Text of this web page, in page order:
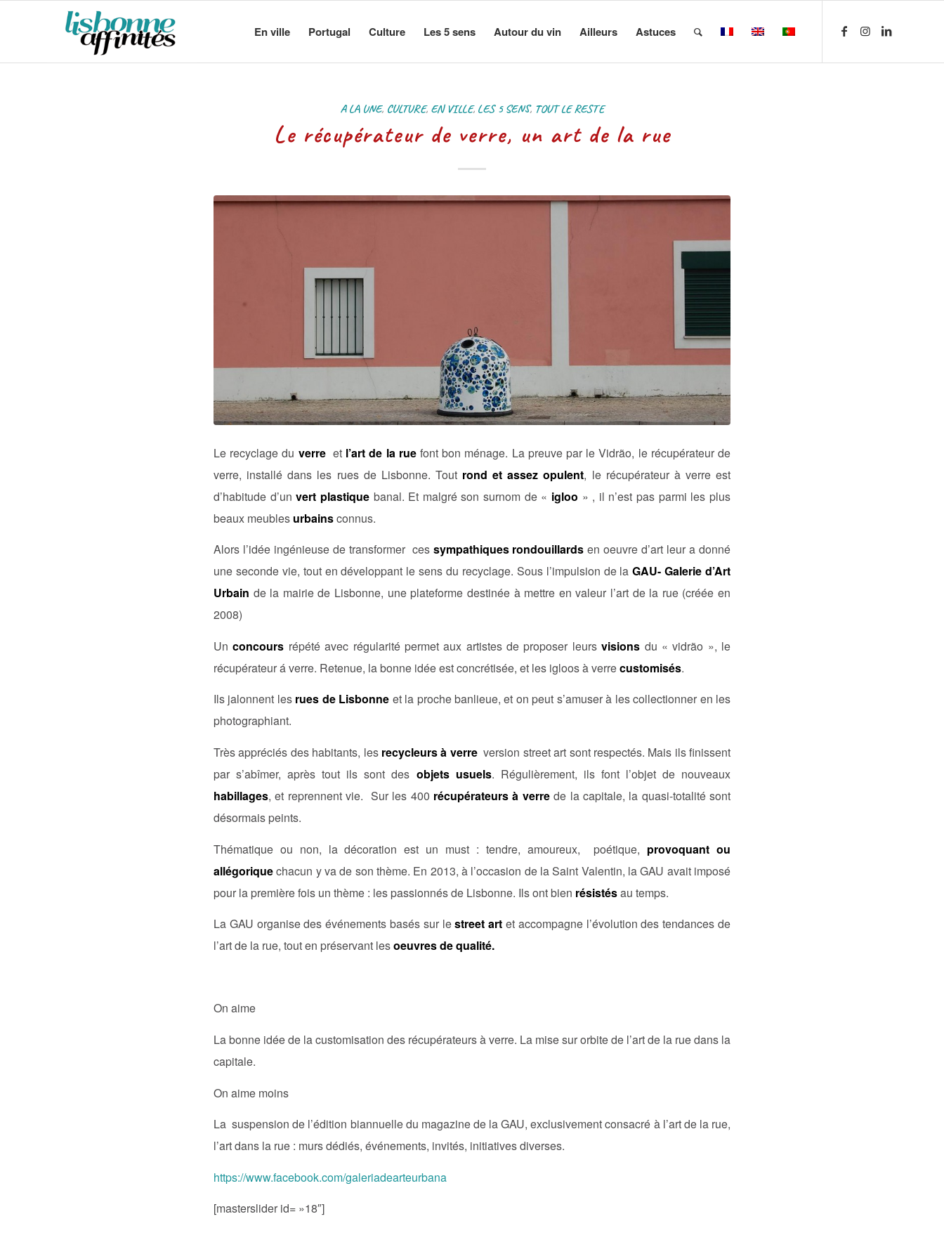
En ville Portugal Culture Les 5 sens Autour du vin Ailleurs Astuces
A LA UNE, CULTURE, EN VILLE, LES 5 SENS, TOUT LE RESTE
Le récupérateur de verre, un art de la rue
Le recyclage du verreet l’art de la ruefont bon ménage. La preuve par le Vidrão, le récupérateur de
verre, installé dans les rues de Lisbonne. Tout rond et assez opulent, le récupérateur à verre est
d’habitude d’unvert plastiquebanal. Et malgré son surnom de « igloo » , il n’est pas parmi les plus
beaux meubles urbainsconnus.
Alors l’idée ingénieuse de transformer ces sympathiques rondouillards en oeuvre d’art leur a donné
une seconde vie, tout en développant le sens du recyclage. Sous l’impulsion de laGAU- Galerie d’Art
Urbain de la mairie de Lisbonne, une plateforme destinée à mettre en valeur l’art de la rue (créée en
2008)
Unconcours répété avec régularité permet aux artistes de proposer leursvisions du « vidrão », le
récupérateur á verre. Retenue, la bonne idée est concrétisée, et les igloos à verrecustomisés.
Ils jalonnent les rues de Lisbonne et la proche banlieue, et on peut s’amuser à les collectionner en les
photographiant.
Très appréciés des habitants, les recycleurs à verreversion street art sont respectés. Mais ils finissent
par s’abîmer, après tout ils sont des objets usuels. Régulièrement, ils font l’objet de nouveaux
habillages, et reprennent vie. Sur les 400 récupérateurs à verrede la capitale, la quasi-totalité sont
désormais peints.
Thématique ou non, la décoration est un must : tendre, amoureux, poétique, provoquant ou
allégoriquechacun y va de son thème. En 2013, à l’occasion de la Saint Valentin, la GAU avait imposé
pour la première fois un thème : les passionnés de Lisbonne. Ils ont bien résistésau temps.
La GAU organise des événements basés sur lestreet art et accompagne l’évolution des tendances de
l’art de la rue, tout en préservant lesoeuvres de qualité.
On aime
La bonne idée de la customisation des récupérateurs à verre. La mise sur orbite de l’art de la rue dans la
capitale.
On aime moins
La suspension de l’édition biannuelle du magazine de la GAU, exclusivement consacré à l’art de la rue,
l’art dans la rue : murs dédiés, événements, invités, initiatives diverses.
https://www.facebook.com/galeriadearteurbana
[masterslider id= »18″]